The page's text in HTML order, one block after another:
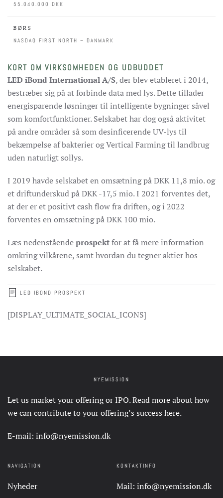
55.040.000 DKK
BØRS
NASDAQ FIRST NORTH – DANMARK
KORT OM VIRKSOMHEDEN OG UDBUDDET
LED iBond International A/S, der blev etableret i 2014,
bestræber sig på at forbinde data med lys. Dette tillader
energisparende løsninger til intelligente bygninger såvel
som komfortfunktioner. Selskabet har dog også aktivitet
på andre områder så som desinficerende UV-lys til
bekæmpelse af bakterier og Vertical Farming til landbrug
uden naturligt sollys.
I 2019 havde selskabet en omsætning på DKK 11,8 mio. og
et driftunderskud på DKK -17,5 mio. I 2021 forventes det,
at der er et positivt cash flow fra driften, og i 2022
forventes en omsætning på DKK 100 mio.
Læs nedenståendeprospektfor at få mere information
omkring vilkårene, samt hvordan du tegner aktier hos
selskabet.
LED IBOND PROSPEKT
[DISPLAY_ULTIMATE_SOCIAL_ICONS]
NYEMISSION
Let us market your offering or IPO. Read more about how
we can contribute to your offering’s success here.
E-mail: info@nyemission.dk
NAVIGATION
Nyheder
KONTAKTINFO
Mail: info@nyemission.dk